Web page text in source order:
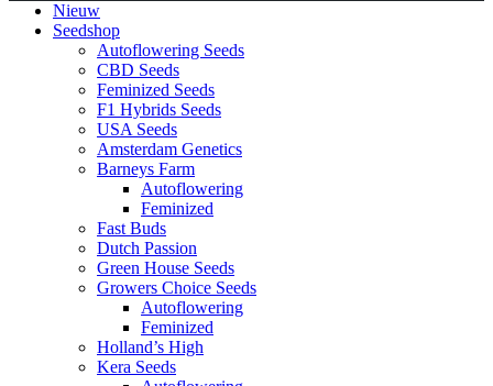
Nieuw
Seedshop
Autoflowering Seeds
CBD Seeds
Feminized Seeds
F1 Hybrids Seeds
USA Seeds
Amsterdam Genetics
Barneys Farm
Autoflowering
Feminized
Fast Buds
Dutch Passion
Green House Seeds
Growers Choice Seeds
Autoflowering
Feminized
Holland’s High
Kera Seeds